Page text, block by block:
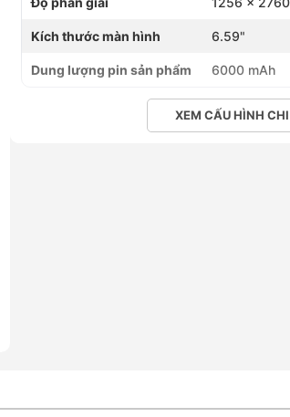
Kích thước màn hình 6.59"
Dung lượng pin sản phẩm 6000 mAh
XEM CẤU HÌNH